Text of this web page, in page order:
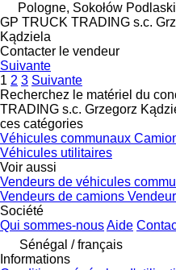
Pologne, Sokołów Podlaski
GP TRUCK TRADING s.c.
Kądziela
Contacter le vendeur
Suivante
1 2 3 Suivante
Recherchez le matériel du
TRADING s.c. Grzegorz
ces catégories
Véhicules communaux
Véhicules utilitaires
Voir aussi
Vendeurs de véhicules
Vendeurs de camions
Société
Qui sommes-nousAide
Sénégal / français
Informations